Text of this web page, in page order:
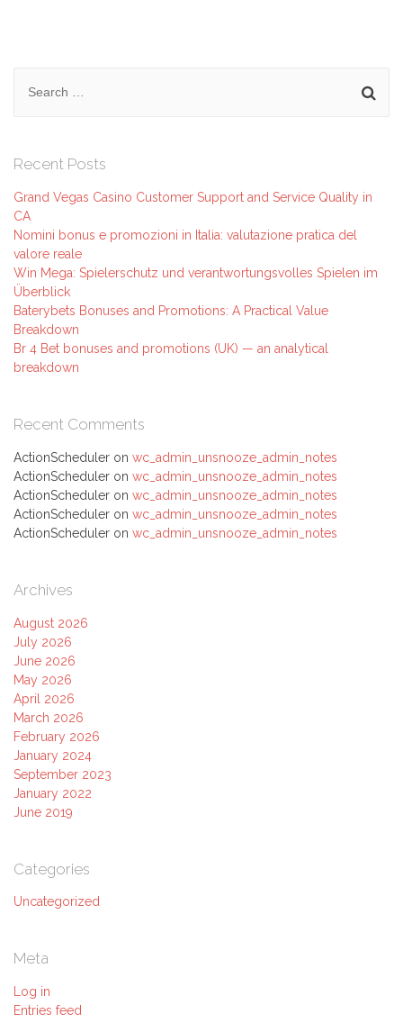
for:
Recent Posts
Grand Vegas Casino Customer Support and Service Quality in
CA
Nomini bonus e promozioni in Italia: valutazione pratica del
valore reale
Win Mega: Spielerschutz und verantwortungsvolles Spielen im
Überblick
Baterybets Bonuses and Promotions: A Practical Value
Breakdown
Br 4 Bet bonuses and promotions (UK) — an analytical
breakdown
Recent Comments
ActionScheduler on wc_admin_unsnooze_admin_notes
ActionScheduler on wc_admin_unsnooze_admin_notes
ActionScheduler on wc_admin_unsnooze_admin_notes
ActionScheduler on wc_admin_unsnooze_admin_notes
ActionScheduler on wc_admin_unsnooze_admin_notes
Archives
August 2026
July 2026
June 2026
May 2026
April 2026
March 2026
February 2026
January 2024
September 2023
January 2022
June 2019
Categories
Uncategorized
Meta
Log in
Entries feed